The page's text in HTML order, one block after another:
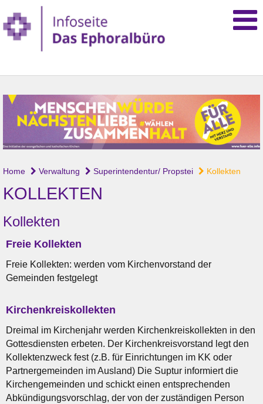
Home Verwaltung Superintendentur/ Propstei Kollekten
KOLLEKTEN
Kollekten
Freie Kollekten
Freie Kollekten: werden vom Kirchenvorstand der
Gemeinden festgelegt
Kirchenkreiskollekten
Dreimal im Kirchenjahr werden Kirchenkreiskollekten in den
Gottesdiensten erbeten. Der Kirchenkreisvorstand legt den
Kollektenzweck fest (z.B. für Einrichtungen im KK oder
Partnergemeinden im Ausland) Die Suptur informiert die
Kirchengemeinden und schickt einen entsprechenden
Abkündigungsvorschlag, der von der zuständigen Person